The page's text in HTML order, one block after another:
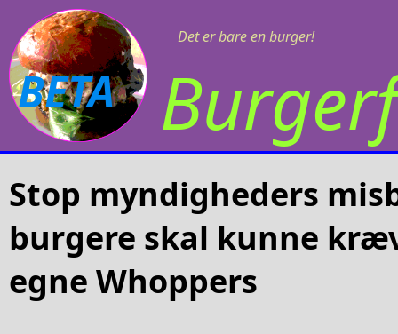
Det er bare en burger!
BETA
Stop myndigheders
burgere skal kunne
egne Whoppers